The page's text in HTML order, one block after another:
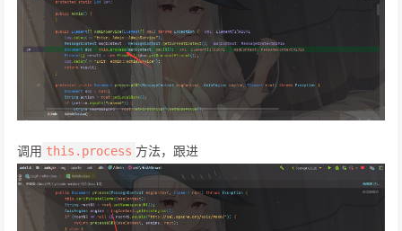
调用 this.process 方法，跟进